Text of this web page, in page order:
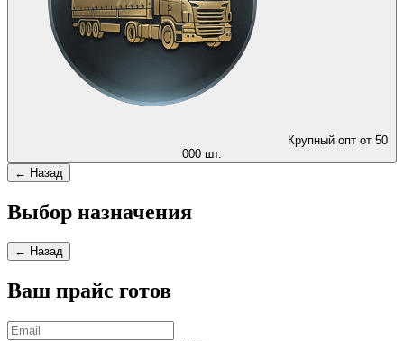
Крупный опт от 50
000 шт.
← Назад
Выбор назначения
← Назад
Ваш прайс готов